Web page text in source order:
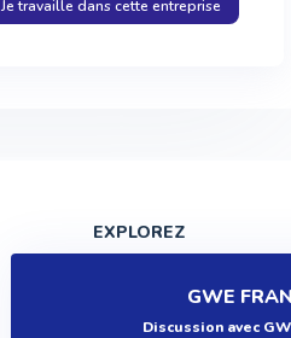
GWE
Discussion avec
Je travaille dans cette entreprise
EXPLOREZ